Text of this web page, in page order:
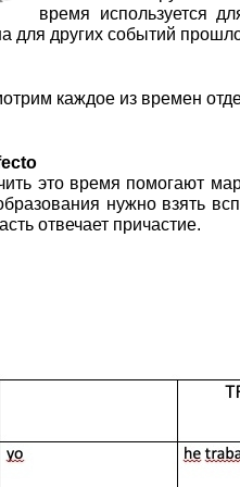
время используется
для других событий
каждое из времен
это время помогают
нужно взять
отвечает причастие.